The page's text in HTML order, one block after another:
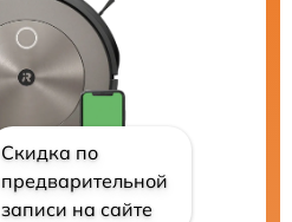
Скидка по
предварительной
записи на сайте